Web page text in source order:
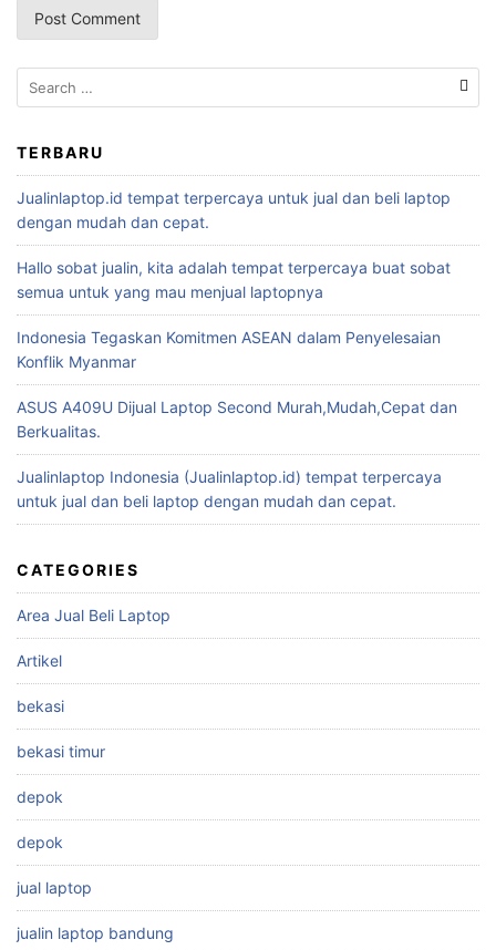
TERBARU
Jualinlaptop.id tempat terpercaya untuk jual dan beli laptop
dengan mudah dan cepat.
Hallo sobat jualin, kita adalah tempat terpercaya buat sobat
semua untuk yang mau menjual laptopnya
Indonesia Tegaskan Komitmen ASEAN dalam Penyelesaian
Konflik Myanmar
ASUS A409U Dijual Laptop Second Murah,Mudah,Cepat dan
Berkualitas.
Jualinlaptop Indonesia (Jualinlaptop.id) tempat terpercaya
untuk jual dan beli laptop dengan mudah dan cepat.
CATEGORIES
Area Jual Beli Laptop
Artikel
bekasi
bekasi timur
depok
depok
jual laptop
jualin laptop bandung